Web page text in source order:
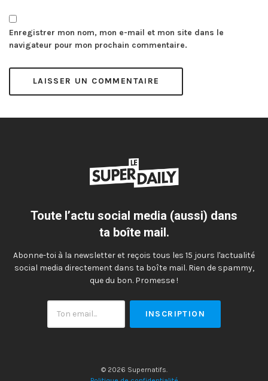
Enregistrer mon nom, mon e-mail et mon site dans le
navigateur pour mon prochain commentaire.
Toute l’actu social media (aussi) dans
ta boîte mail.
Abonne-toi à la newsletter et reçois tous les 15 jours l'actualité
social media directement dans ta boîte mail. Rien de spammy,
que du bon. Promesse !
© 2026 Supernatifs.